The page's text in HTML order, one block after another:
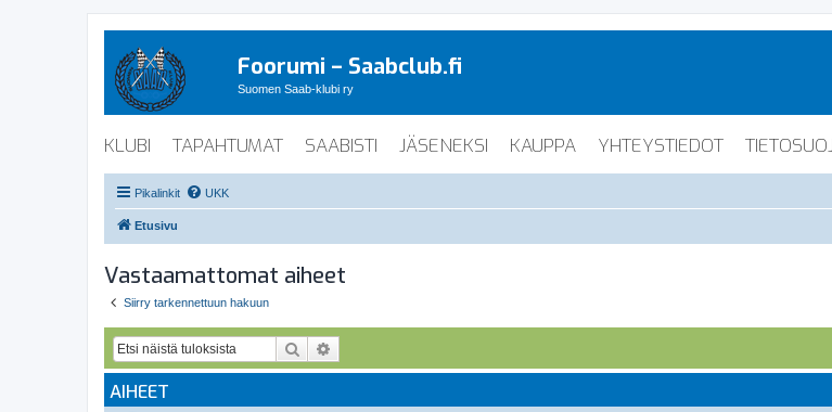
Foorumi – Saabclub.fi
Suomen Saab-klubi ry
KLUBI TAPAHTUMAT SAABISTI JÄSENEKSI KAUPPA YHTEYSTIEDOT
Pikalinkit UKK
Etusivu
Vastaamattomat aiheet
Siirry tarkennettuun hakuun
Etsi
AIHEET